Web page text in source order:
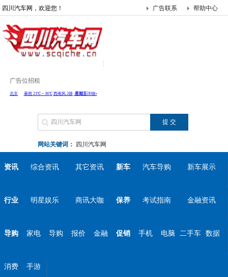
四川汽车网，欢迎您！ 帮助中心
广告联系
广告位招租
网站关键词： 四川汽车网
资讯 综合资讯 其它资讯 新车 汽车导购 新车展示
行业 明星娱乐 商讯大咖 保养 考试指南 金融资讯
导购 家电 导购 报价 金融 促销 手机 电脑 二手车 数据
消费
手游